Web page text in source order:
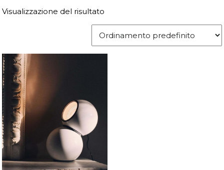
Visualizzazione del risultato